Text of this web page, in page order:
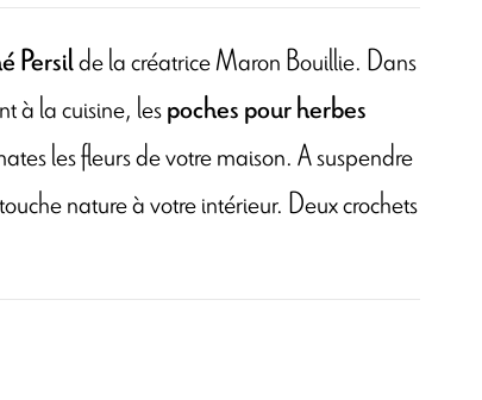
Persilde la créatrice Maron Bouillie. Dans
à la cuisine, lespoches pour herbes
les fleurs de votre maison. A suspendre
nature à votre intérieur. Deux crochets